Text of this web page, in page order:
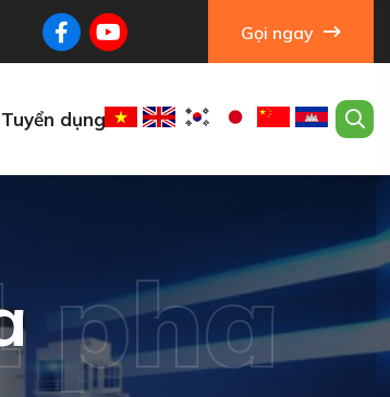
Gọi ngay
Tuyển dụng
pha